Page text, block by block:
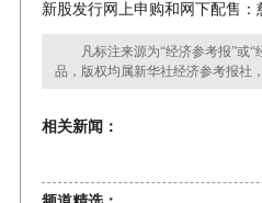
新股发行网上申购和网下配售：
凡标注来源为“经济参考报”或“
品，版权均属新华社经济参考报社
相关新闻：